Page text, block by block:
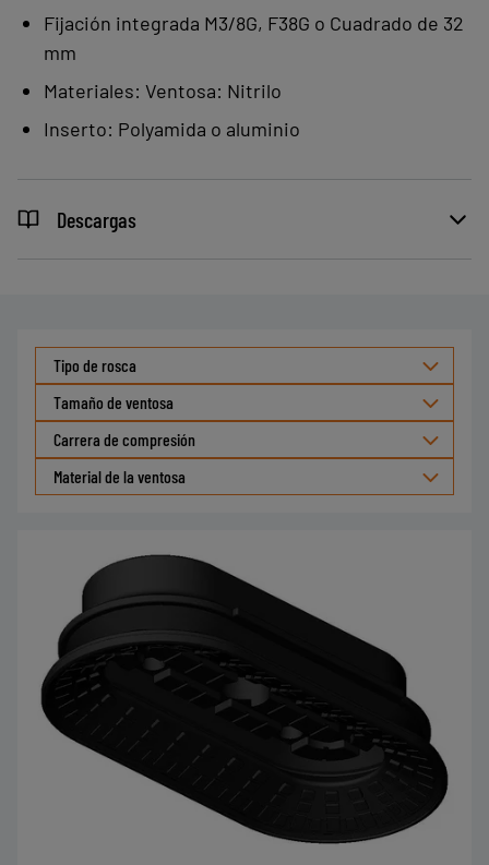
robotizadas.
sectores de la estampación y utiles
Fijación integrada M3/8G, F38G o Cuadrado de 32
mm
Materiales: Ventosa: Nitrilo
Inserto: Polyamida o aluminio
Descargas
Tipo de rosca
Tamaño de ventosa
Carrera de compresión
Material de la ventosa